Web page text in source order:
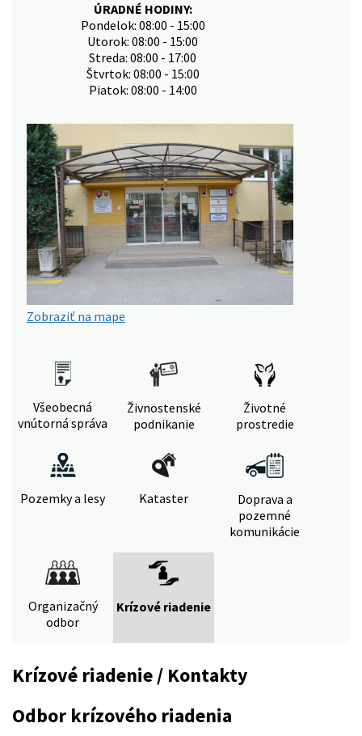
ÚRADNÉ HODINY:
Pondelok: 08:00 - 15:00
Utorok: 08:00 - 15:00
Streda: 08:00 - 17:00
Štvrtok: 08:00 - 15:00
Piatok: 08:00 - 14:00
Zobraziť na mape
Všeobecná
vnútorná správa
Živnostenské
podnikanie
Životné
prostredie
Pozemky a lesy Kataster
Doprava a
pozemné
komunikácie
Organizačný
odbor
Krízové riadenie
Krízové riadenie / Kontakty
Odbor krízového riadenia